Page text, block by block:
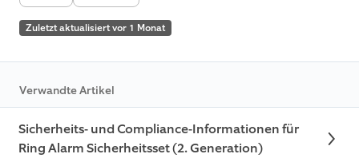
Zuletzt aktualisiert vor 1 Monat
Verwandte Artikel
Sicherheits- und Compliance-Informationen für
Ring Alarm Sicherheitsset (2. Generation)